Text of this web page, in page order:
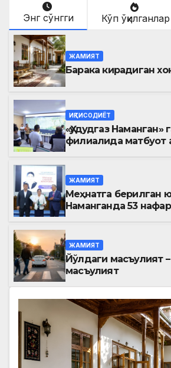
Энг сўнгги Кўп ўқилганлар
ЖАМИЯТ
Барака кирадиган
ИҚТИСОДИЁТ
«Ҳудудгаз Наманган»
филиалида матбуот
ЖАМИЯТ
Меҳнатга берилган
Наманганда 53
ЖАМИЯТ
Йўлдаги масъулият
масъулият